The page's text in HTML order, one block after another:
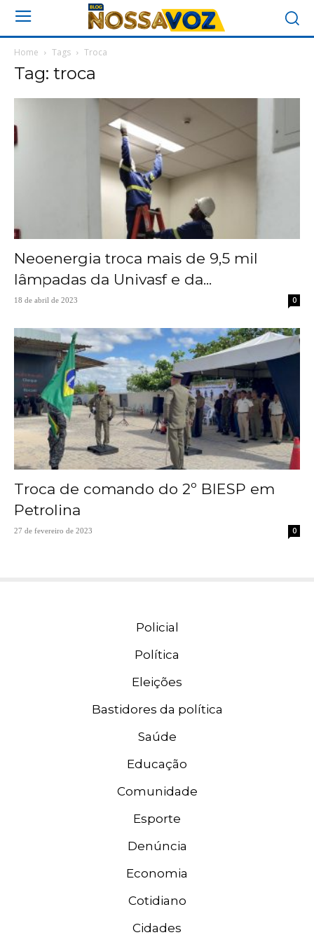
Home Tags Troca
Tag: troca
Neoenergia troca mais de 9,5 mil
lâmpadas da Univasf e da...
18 de abril de 2023 0
Troca de comando do 2º BIESP em
Petrolina
27 de fevereiro de 2023 0
Policial
Política
Eleições
Bastidores da política
Saúde
Educação
Comunidade
Esporte
Denúncia
Economia
Cotidiano
Cidades